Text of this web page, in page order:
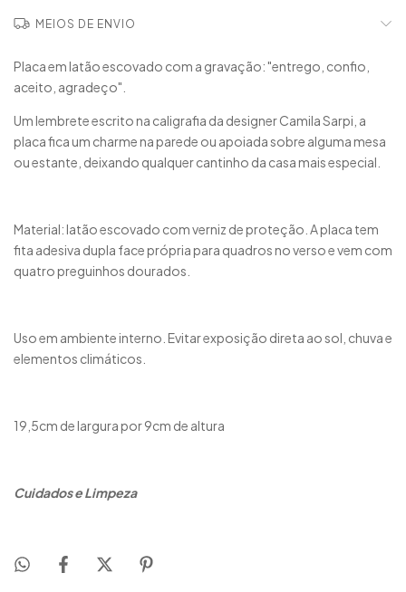
MEIOS DE ENVIO
Placa em latão escovado com a gravação: "entrego, confio,
aceito, agradeço".
Um lembrete escrito na caligrafia da designer Camila Sarpi, a
placa fica um charme na parede ou apoiada sobre alguma mesa
ou estante, deixando qualquer cantinho da casa mais especial.
Material: latão escovado com verniz de proteção. A placa tem
fita adesiva dupla face própria para quadros no verso e vem com
quatro preguinhos dourados.
Uso em ambiente interno. Evitar exposição direta ao sol, chuva e
elementos climáticos.
19,5cm de largura por 9cm de altura
Cuidados e Limpeza